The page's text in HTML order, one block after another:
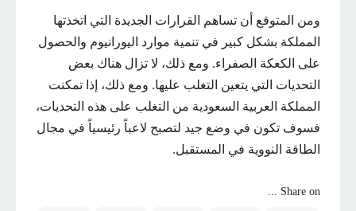
ومن المتوقع أن تساهم القرارات الجديدة التي اتخذتها
المملكة بشكل كبير في تنمية موارد اليورانيوم والحصول
على الكعكة الصفراء. ومع ذلك، لا تزال هناك بعض
التحديات التي يتعين التغلب عليها. ومع ذلك، إذا تمكنت
المملكة العربية السعودية من التغلب على هذه التحديات،
فسوف تكون في وضع جيد لتصبح لاعباً رئيسياً في مجال
الطاقة النووية في المستقبل.
Share on ...